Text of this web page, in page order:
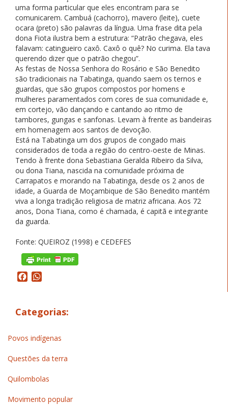
uma forma particular que eles encontram para se
comunicarem. Cambuá (cachorro), mavero (leite), cuete
ocara (preto) são palavras da língua. Uma frase dita pela
dona Fiota ilustra bem a estrutura: “Patrão chegava, eles
falavam: catingueiro caxô. Caxô o quê? No curima. Ela tava
querendo dizer que o patrão chegou”.
As festas de Nossa Senhora do Rosário e São Benedito
são tradicionais na Tabatinga, quando saem os ternos e
guardas, que são grupos compostos por homens e
mulheres paramentados com cores de sua comunidade e,
em cortejo, vão dançando e cantando ao ritmo de
tambores, gungas e sanfonas. Levam à frente as bandeiras
em homenagem aos santos de devoção.
Está na Tabatinga um dos grupos de congado mais
considerados de toda a região do centro-oeste de Minas.
Tendo à frente dona Sebastiana Geralda Ribeiro da Silva,
ou dona Tiana, nascida na comunidade próxima de
Carrapatos e morando na Tabatinga, desde os 2 anos de
idade, a Guarda de Moçambique de São Benedito mantém
viva a longa tradição religiosa de matriz africana. Aos 72
anos, Dona Tiana, como é chamada, é capitã e integrante
da guarda.
Fonte: QUEIROZ (1998) e CEDEFES
Facebook
Categorias:
Povos indígenas
Questões da terra
Quilombolas
Movimento popular